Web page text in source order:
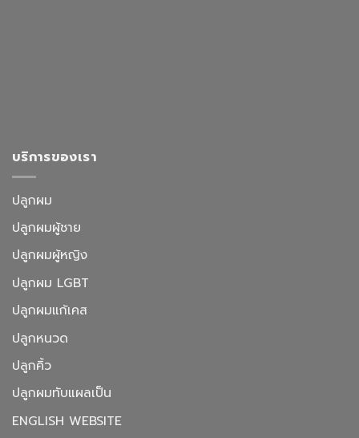
บริการของเรา
ปลูกผม
ปลูกผมผู้ชาย
ปลูกผมผู้หญิง
ปลูกผม LGBT
ปลูกผมแก้เคส
ปลูกหนวด
ปลูกคิ้ว
ปลูกผมทับแผลเป็น
ENGLISH WEBSITE